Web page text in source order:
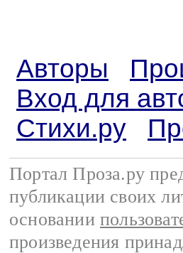
Авторы
Вход для
Стихи.ру
Портал Проза.ру
публикации своих
основании
произведения